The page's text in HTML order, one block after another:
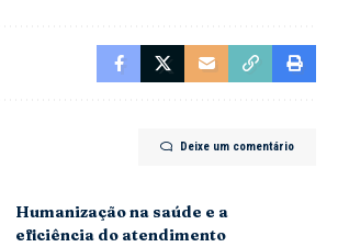
Deixe um comentário
Humanização na saúde e a
eficiência do atendimento